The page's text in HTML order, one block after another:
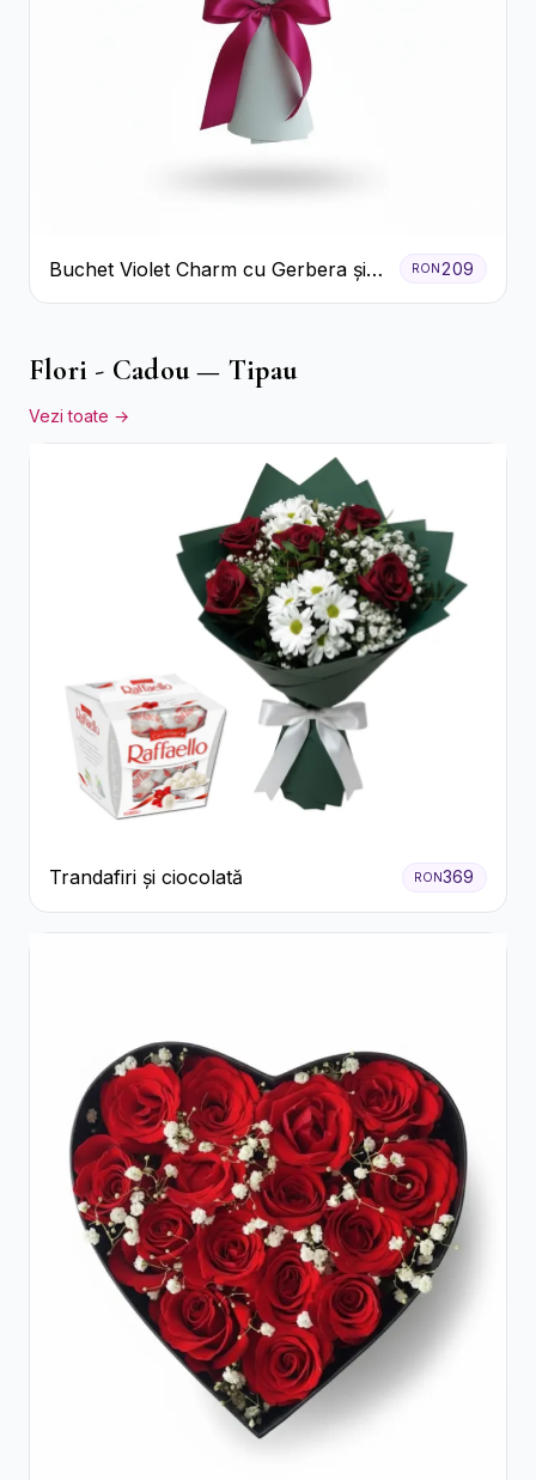
Buchet Violet Charm cu Gerbera și
Lisianthus Alb
RON 209
Flori - Cadou — Tipau
Vezi toate →
Trandafiri și ciocolată RON369